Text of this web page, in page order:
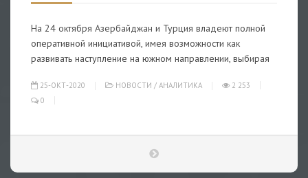
На 24 октября Азербайджан и Турция владеют полной
оперативной инициативой, имея возможности как
развивать наступление на южном направлении, выбирая
25-ОКТ-2020 НОВОСТИ / АНАЛИТИКА
2 253
0